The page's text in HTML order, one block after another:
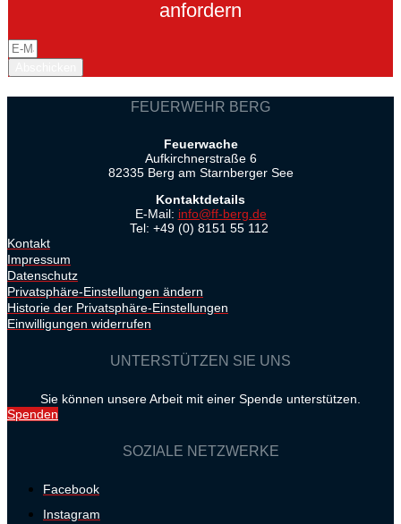
anfordern
FEUERWEHR BERG
Feuerwache
Aufkirchnerstraße 6
82335 Berg am Starnberger See
Kontaktdetails
E-Mail: info@ff-berg.de
Tel: +49 (0) 8151 55 112
Kontakt
Impressum
Datenschutz
Privatsphäre-Einstellungen ändern
Historie der Privatsphäre-Einstellungen
Einwilligungen widerrufen
UNTERSTÜTZEN SIE UNS
Sie können unsere Arbeit mit einer Spende unterstützen.
Spenden
SOZIALE NETZWERKE
Facebook
Instagram